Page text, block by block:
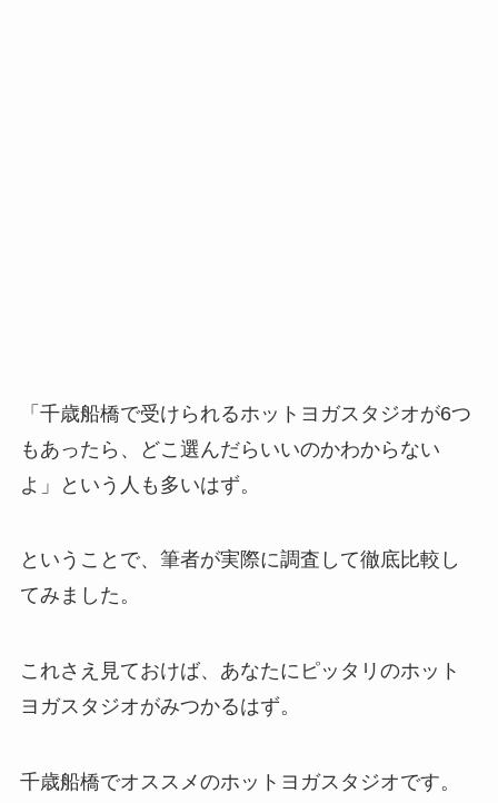
「千歳船橋で受けられるホットヨガスタジオが6つ
もあったら、どこ選んだらいいのかわからない
よ」という人も多いはず。
ということで、筆者が実際に調査して徹底比較し
てみました。
これさえ見ておけば、あなたにピッタリのホット
ヨガスタジオがみつかるはず。
千歳船橋でオススメのホットヨガスタジオです。